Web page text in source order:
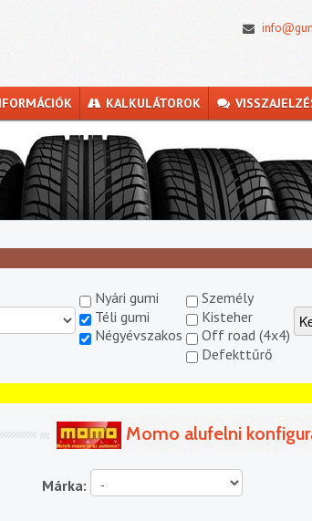
KALKULÁTOROK
Nyári gumi
Téli gumi
Négyévszakos
Személy
Kisteher
Off road (4x4)
Defekttűrő
Momo alufelni
Márka: